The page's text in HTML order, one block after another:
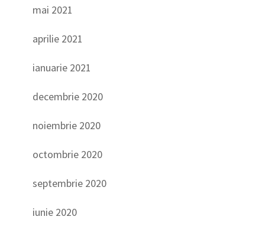
mai 2021
aprilie 2021
ianuarie 2021
decembrie 2020
noiembrie 2020
octombrie 2020
septembrie 2020
iunie 2020